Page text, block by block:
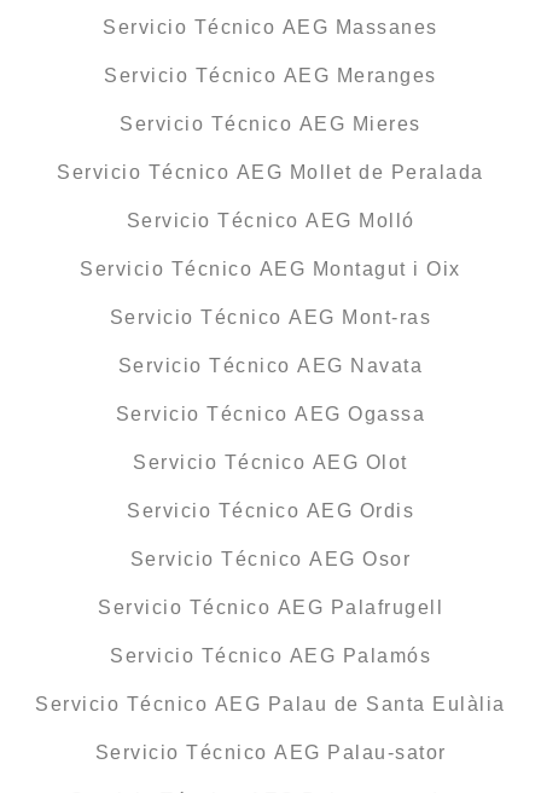
Servicio Técnico AEG Massanes
Servicio Técnico AEG Meranges
Servicio Técnico AEG Mieres
Servicio Técnico AEG Mollet de Peralada
Servicio Técnico AEG Molló
Servicio Técnico AEG Montagut i Oix
Servicio Técnico AEG Mont-ras
Servicio Técnico AEG Navata
Servicio Técnico AEG Ogassa
Servicio Técnico AEG Olot
Servicio Técnico AEG Ordis
Servicio Técnico AEG Osor
Servicio Técnico AEG Palafrugell
Servicio Técnico AEG Palamós
Servicio Técnico AEG Palau de Santa Eulàlia
Servicio Técnico AEG Palau-sator